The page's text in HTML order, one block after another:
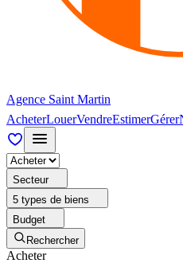
Agence Saint Martin
AcheterLouerVendreEstimerGérer
Secteur
5 types de biens
Budget
Rechercher
Acheter